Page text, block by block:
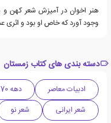
هنر اخوان در آمیزش شعر کهن
وجود آورد که خاص او بود و
دسته بندی های کتاب زمستان
ادبیات معاصر دهه 1970 میلادی
شعر ایرانی
شعر نو